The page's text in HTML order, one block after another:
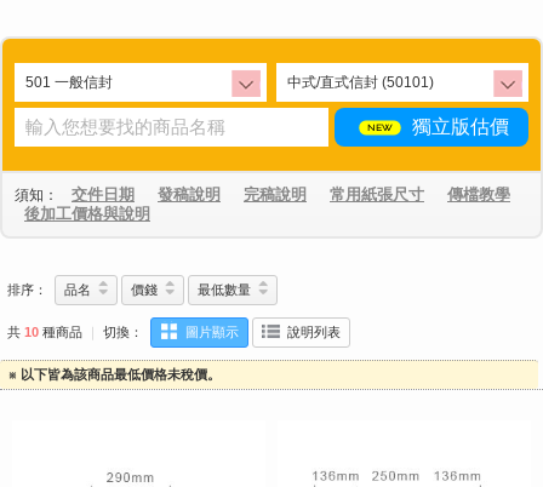
獨立版估價
須知： 交件日期 發稿說明 完稿說明 常用紙張尺寸
傳檔教學
後加工價格與說明
排序： 品名 價錢 最低數量
共 10 種商品 ｜ 切換： 圖片顯示 說明列表
※ 以下皆為該商品最低價格未稅價。